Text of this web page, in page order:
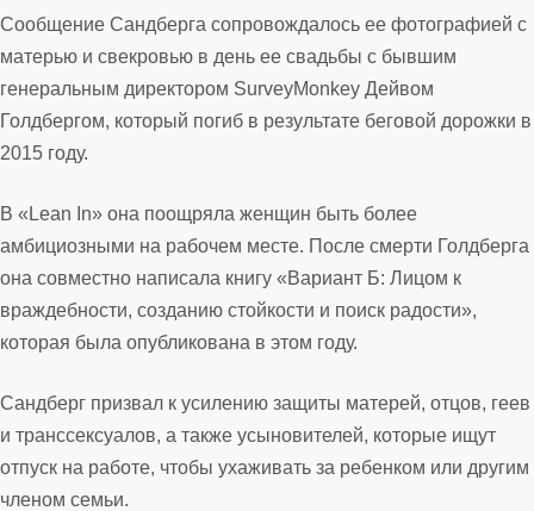
Сообщение Сандберга сопровождалось ее фотографией с
матерью и свекровью в день ее свадьбы с бывшим
генеральным директором SurveyMonkey Дейвом
Голдбергом, который погиб в результате беговой дорожки в
2015 году.
В «Lean In» она поощряла женщин быть более
амбициозными на рабочем месте. После смерти Голдберга
она совместно написала книгу «Вариант Б: Лицом к
враждебности, созданию стойкости и поиск радости»,
которая была опубликована в этом году.
Сандберг призвал к усилению защиты матерей, отцов, геев
и транссексуалов, а также усыновителей, которые ищут
отпуск на работе, чтобы ухаживать за ребенком или другим
членом семьи.